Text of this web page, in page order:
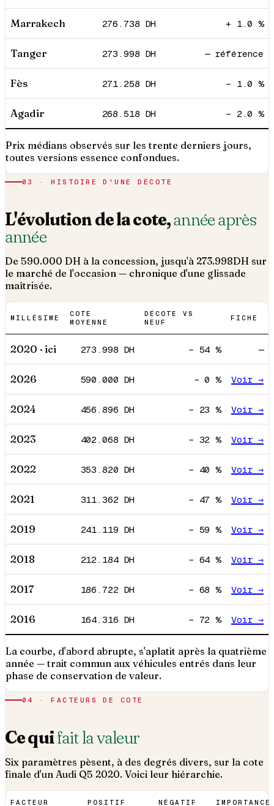
Marrakech 276.738 DH + 1.0 %
Tanger 273.998 DH — référence
Fès 271.258 DH − 1.0 %
Agadir 268.518 DH − 2.0 %
Prix médians observés sur les trente derniers jours,
toutes versions essence confondues.
03 · HISTOIRE D'UNE DÉCOTE
L'évolution de la cote,année après
année
De 590.000 DH à la concession, jusqu'à 273.998DH sur
le marché de l'occasion — chronique d'une glissade
maîtrisée.
MILLÉSIME
COTE
MOYENNE
DÉCOTE VS
NEUF
FICHE
2020 · ici 273.998 DH − 54 % —
2026 590.000 DH −0 % Voir →
2024 456.896 DH − 23 % Voir →
2023 402.068 DH − 32 % Voir →
2022 353.820 DH − 40 % Voir →
2021 311.362 DH − 47 % Voir →
2019 241.119 DH − 59 % Voir →
2018 212.184DH − 64 % Voir →
2017 186.722 DH − 68 % Voir →
2016 164.316 DH − 72 % Voir →
La courbe, d'abord abrupte, s'aplatit après la quatrième
année — trait commun aux véhicules entrés dans leur
phase de conservation de valeur.
04 · FACTEURS DE COTE
Ce quifait la valeur
Six paramètres pèsent, à des degrés divers, sur la cote
finale d'un Audi Q5 2020. Voici leur hiérarchie.
FACTEUR POSITIF NÉGATIF IMPORTANCE